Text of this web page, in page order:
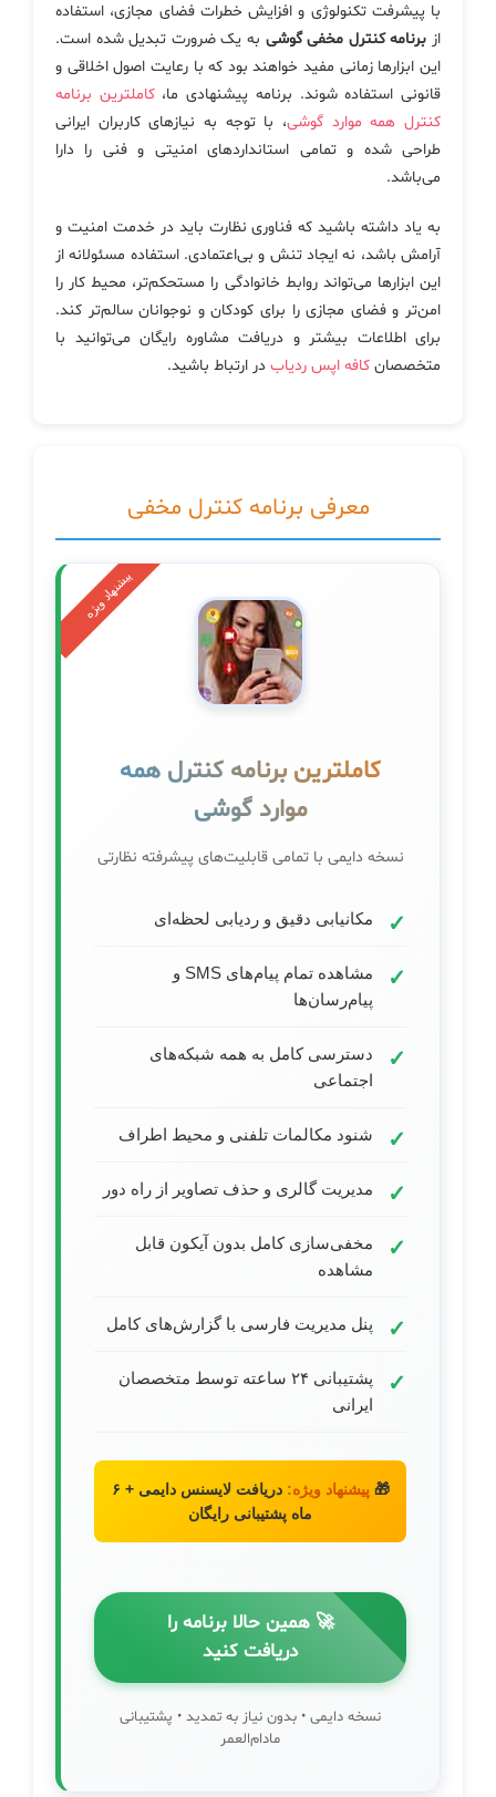
با پیشرفت تکنولوژی و افزایش خطرات فضای مجازی، استفاده
از برنامه کنترل مخفی گوشی به یک ضرورت تبدیل شده است.
این ابزارها زمانی مفید خواهند بود که با رعایت اصول اخلاقی و
قانونی استفاده شوند. برنامه پیشنهادی ما،کاملترین برنامه
کنترل همه موارد گوشی، با توجه به نیازهای کاربران ایرانی
طراحی شده و تمامی استانداردهای امنیتی و فنی را دارا
می‌باشد.
به یاد داشته باشید که فناوری نظارت باید در خدمت امنیت و
آرامش باشد، نه ایجاد تنش و بی‌اعتمادی. استفاده مسئولانه از
این ابزارها می‌تواند روابط خانوادگی را مستحکم‌تر، محیط کار را
امن‌تر و فضای مجازی را برای کودکان و نوجوانان سالم‌تر کند.
برای اطلاعات بیشتر و دریافت مشاوره رایگان می‌توانید با
متخصصان کافه اپس ردیاب در ارتباط باشید.
معرفی برنامه کنترل مخفی
کاملترین برنامه کنترل همه
موارد گوشی
نسخه دایمی با تمامی قابلیت‌های پیشرفته نظارتی
مکانیابی دقیق و ردیابی لحظه‌ای
مشاهده تمام پیام‌های SMS و
پیام‌رسان‌ها
دسترسی کامل به همه شبکه‌های
اجتماعی
شنود مکالمات تلفنی و محیط اطراف
مدیریت گالری و حذف تصاویر از راه دور
مخفی‌سازی کامل بدون آیکون قابل
مشاهده
پنل مدیریت فارسی با گزارش‌های کامل
پشتیبانی ۲۴ ساعته توسط متخصصان
ایرانی
🎁پیشنهاد ویژه:
دریافت لایسنس دایمی + ۶
ماه پشتیبانی رایگان
🚀 همین حالا برنامه را
دریافت کنید
نسخه دایمی • بدون نیاز به تمدید • پشتیبانی
مادام‌العمر